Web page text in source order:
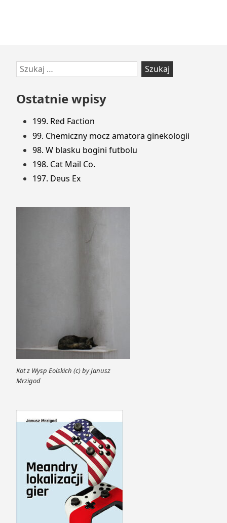
Przejdź
do
stopki
Szukaj:
Ostatnie wpisy
199. Red Faction
99. Chemiczny mocz amatora ginekologii
98. W blasku bogini futbolu
198. Cat Mail Co.
197. Deus Ex
Kot z Wysp Eolskich (c) by Janusz
Mrzigod